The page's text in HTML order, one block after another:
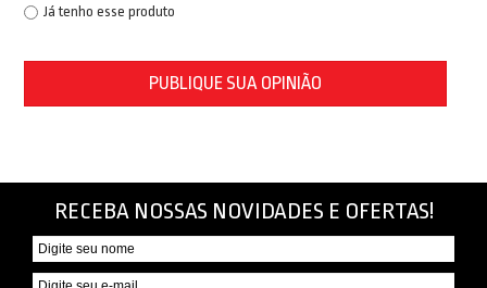
Já tenho esse produto
PUBLIQUE SUA OPINIÃO
RECEBA NOSSAS NOVIDADES E OFERTAS!